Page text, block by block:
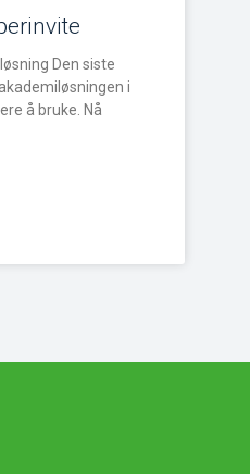
Den siste
i
å bruke. Nå